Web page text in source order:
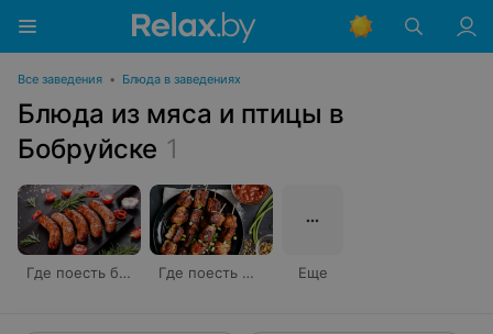
Все заведения • Блюда в заведениях
Блюда из мяса и птицы в
Бобруйске 1
Где поесть блюда на гриле Где поесть шашлык Еще